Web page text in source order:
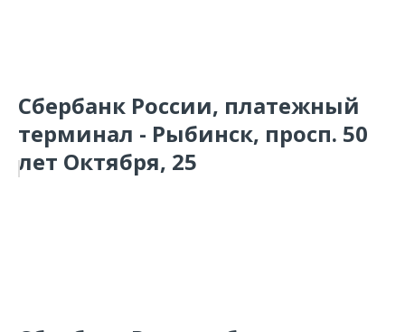
Сбербанк России, платежный
терминал - Рыбинск, просп. 50
лет Октября, 25